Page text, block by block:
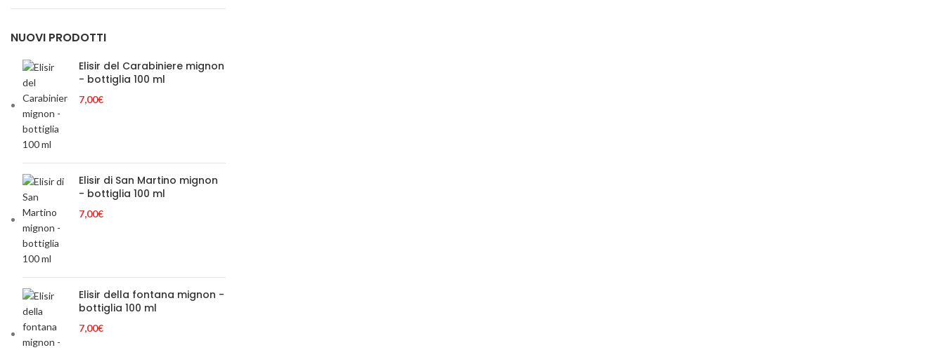
NUOVI PRODOTTI
Elisir del Carabiniere mignon
- bottiglia 100 ml
7,00€
Elisir di San Martino mignon
- bottiglia 100 ml
7,00€
Elisir della fontana mignon -
bottiglia 100 ml
7,00€